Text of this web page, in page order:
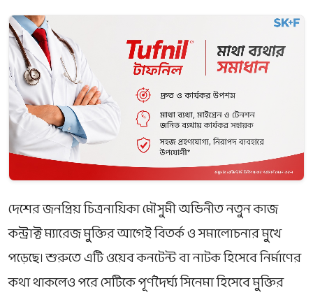
দেশের জনপ্রিয় চিত্রনায়িকামৌসুমীঅভিনীত নতুন কাজ
কন্ট্রাক্ট ম্যারেজমুক্তির আগেই বিতর্ক ও সমালোচনার মুখে
পড়েছে। শুরুতে এটি ওয়েব কনটেন্ট বা নাটক হিসেবে নির্মাণের
কথা থাকলেও পরে সেটিকে পূর্ণদৈর্ঘ্য সিনেমা হিসেবে মুক্তির